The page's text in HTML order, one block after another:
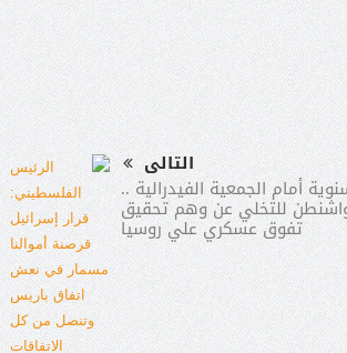
التالى
أمام الجمعية الفيدرالية ..
للتخلي عن وهم تحقيق
تفوق عسكري علي روسيا